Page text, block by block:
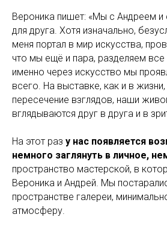
Вероника пишет: «Мы с Андреем и
для друга. Хотя изначально,
меня портал в мир искусства,
что мы ещё и пара, разделяем
именно через искусство мы
всего. На выставке, как и в
пересечение взглядов, наши
вглядываются друг в друга и в
На этот раз у нас появляется
немного заглянуть в личное,
пространство мастерской, в
Вероника и Андрей. Мы
пространстве галереи,
атмосферу.